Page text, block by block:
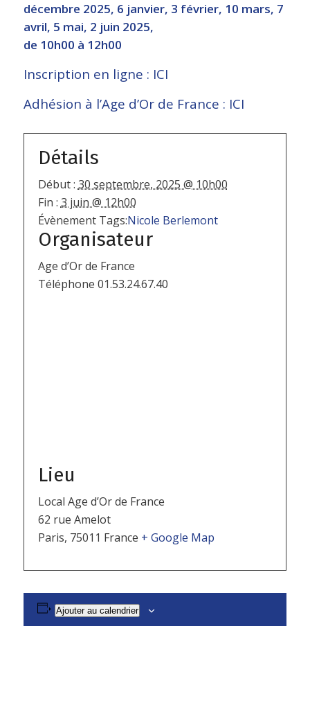
décembre 2025, 6 janvier, 3 février, 10 mars, 7
avril, 5 mai, 2 juin 2025,
de 10h00 à 12h00
Inscription en ligne : ICI
Adhésion à l’Age d’Or de France : ICI
Détails
Début : 30 septembre, 2025 @ 10h00
Fin : 3 juin @ 12h00
Évènement Tags:Nicole Berlemont
Organisateur
Age d’Or de France
Téléphone 01.53.24.67.40
Lieu
Local Age d’Or de France
62 rue Amelot
Paris, 75011 France + Google Map
Ajouter au calendrier